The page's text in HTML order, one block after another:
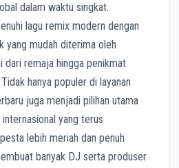
dalam waktu singkat.
lagu remix modern dengan
yang mudah diterima oleh
dari remaja hingga penikmat
hanya populer di layanan
juga menjadi pilihan utama
yang terus
lebih meriah dan penuh
banyak DJ serta produser